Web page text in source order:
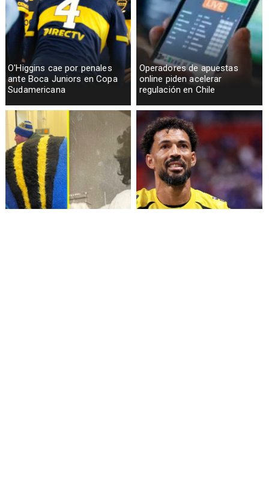
O'Higgins cae por penales
ante Boca Juniors en Copa
Sudamericana
Operadores de apuestas
online piden acelerar
regulación en Chile